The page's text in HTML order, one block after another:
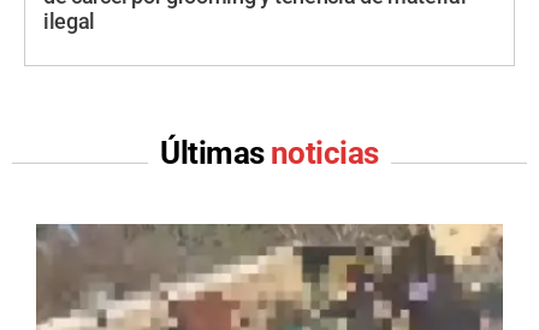
ilegal
Últimas noticias